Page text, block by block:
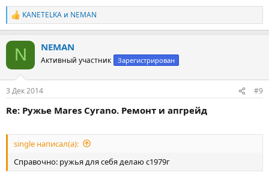
Р
е
KANETELKA и NEMAN
N NEMAN
Активный участник Зарегистрирован
3 Дек 2014 #9
Re: Ружье Mares Cyrano. Ремонт и апгрейд
single написал(а):
Справочно: ружья для себя делаю с1979г